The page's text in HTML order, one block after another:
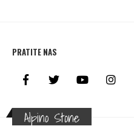
PRATITE NAS
Alpino Stone